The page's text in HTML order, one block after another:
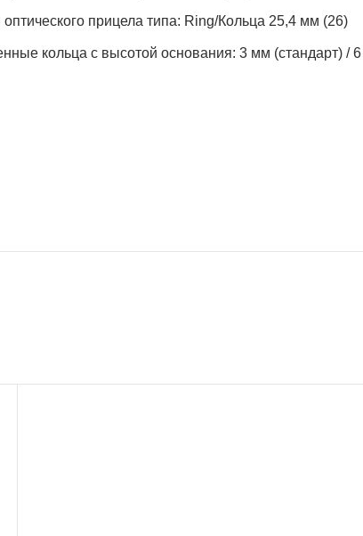
прицела типа: Ring/Кольца 25,4 мм (26)
кольца с высотой основания: 3 мм (стандарт) /